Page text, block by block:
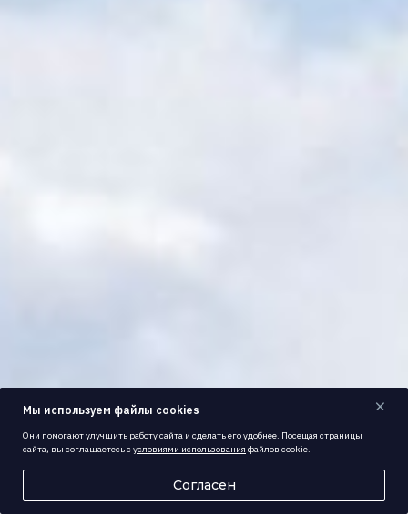
Мы используем файлы cookies
Они помогают улучшить работу сайта и сделать его удобнее. Посещая страницы
сайта, вы соглашаетесь с условиями использования файлов cookie.
Согласен